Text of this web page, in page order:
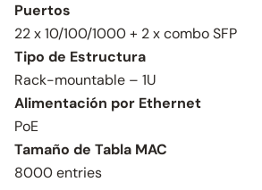
Puertos
22 x 10/100/1000 + 2 x combo SFP
Tipo de Estructura
Rack-mountable – 1U
Alimentación por Ethernet
PoE
Tamaño de Tabla MAC
8000 entries